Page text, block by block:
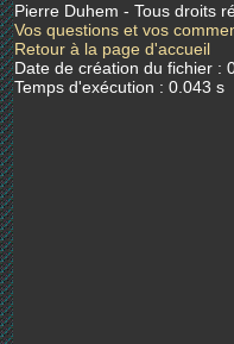
Pierre Duhem - Tous droits
Vos questions et vos
Retour à la page d'accueil
Date de création du fichier :
Temps d'exécution : 0.043 s